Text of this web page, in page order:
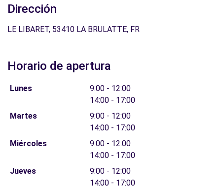
Dirección
LE LIBARET, 53410 LA BRULATTE, FR
Horario de apertura
Lunes
9:00 - 12:00
14:00 - 17:00
Martes
9:00 - 12:00
14:00 - 17:00
Miércoles
9:00 - 12:00
14:00 - 17:00
Jueves
9:00 - 12:00
14:00 - 17:00